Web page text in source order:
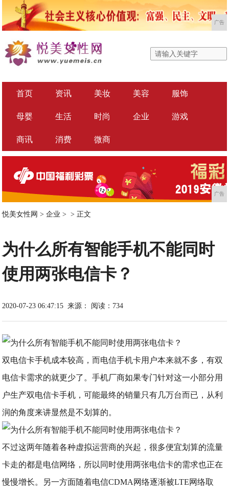
广告
首页 资讯 美妆 美容 服饰
母婴 生活 时尚 企业 游戏
商讯 消费 微商
广告
悦美女性网 >企业 > > 正文
为什么所有智能手机不能同时
使用两张电信卡？
2020-07-23 06:47:15 来源： 阅读：734
双电信卡手机成本较高，而电信手机卡用户本来就不多，有双
电信卡需求的就更少了。手机厂商如果专门针对这一小部分用
户生产双电信卡手机，可能最终的销量只有几万台而已，从利
润的角度来讲显然是不划算的。
不过这两年随着各种虚拟运营商的兴起，很多便宜划算的流量
卡走的都是电信网络，所以同时使用两张电信卡的需求也正在
慢慢增长。另一方面随着电信CDMA网络逐渐被LTE网络取